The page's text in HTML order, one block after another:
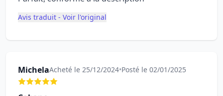
Avis traduit - Voir l'original
MichelaAcheté le 25/12/2024•Posté le 02/01/2025